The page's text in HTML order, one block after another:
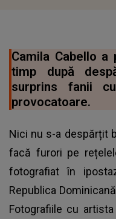
Camila Cabello
timp după
surprins fanii
provocatoare.
Nici nu s-a despărțit
facă furori pe
fotografiat în
Republica
Fotografiile cu